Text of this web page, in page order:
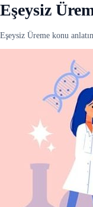
Eşeysiz
Eşeysiz Üreme konu